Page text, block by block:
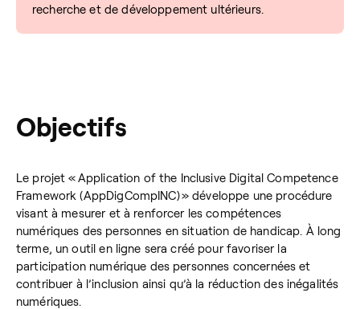
recherche et de développement ultérieurs.
Objectifs
Le projet « Application of the Inclusive Digital Competence
Framework (AppDigCompINC) » développe une procédure
visant à mesurer et à renforcer les compétences
numériques des personnes en situation de handicap. À long
terme, un outil en ligne sera créé pour favoriser la
participation numérique des personnes concernées et
contribuer à l’inclusion ainsi qu’à la réduction des inégalités
numériques.